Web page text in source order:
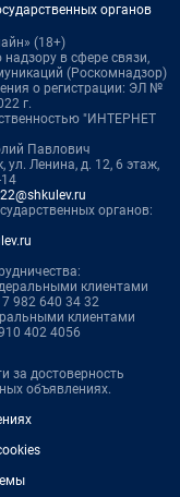
органов
(18+)
в сфере связи,
(Роскомнадзор)
о регистрации: ЭЛ №
г.
"ИНТЕРНЕТ
Павлович
ул. Ленина, д. 12, 6 этаж,
органов:
клиентами
982 640 34 32
клиентами
402 4056
за достоверность
объявлениях.